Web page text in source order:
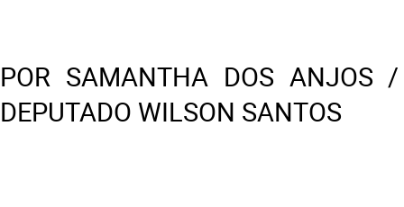
POR SAMANTHA DOS ANJOS
DEPUTADO WILSON SANTOS